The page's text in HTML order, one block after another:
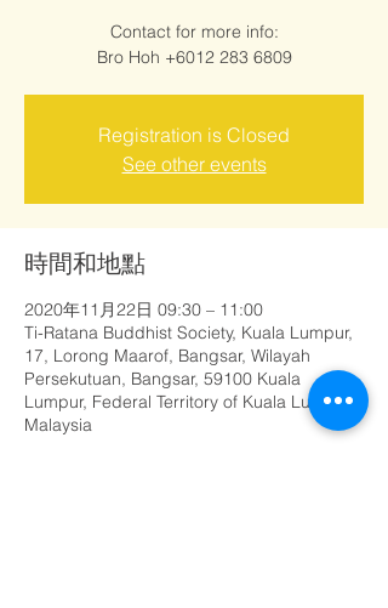
Contact for more info:
Bro Hoh +6012 283 6809
Registration is Closed
See other events
時間和地點
2020年11月22日 09:30 – 11:00
Ti-Ratana Buddhist Society, Kuala Lumpur,
17, Lorong Maarof, Bangsar, Wilayah
Persekutuan, Bangsar, 59100 Kuala
Lumpur, Federal Territory of Kuala Lumpur,
Malaysia